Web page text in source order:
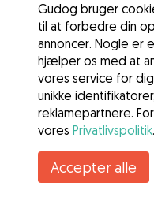
Gudog bruger
til at forbedre din
annoncer. Nogle er
hjælper os med at
vores service for
unikke
reklamepartnere.
vores Privatlivspolitik.
Accepter alle